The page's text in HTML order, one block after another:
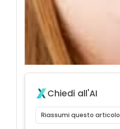
Chiedi all'AI
Riassumi questo articolo